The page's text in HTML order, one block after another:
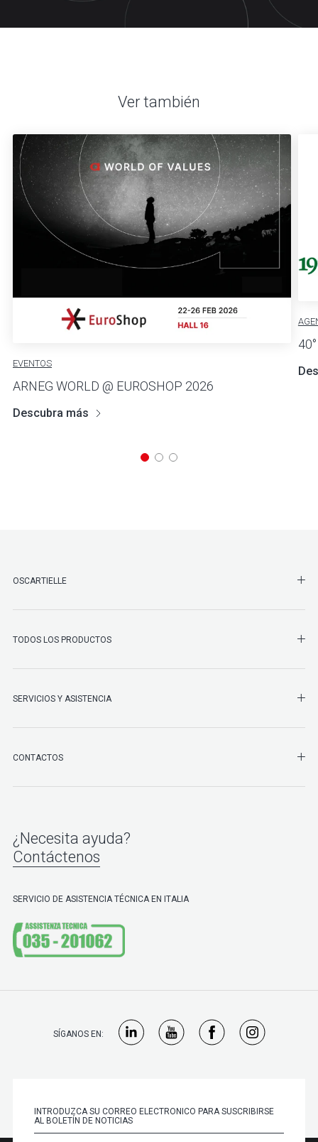
Ver también
EVENTOS
ARNEG WORLD @ EUROSHOP 2026
Descubra más
OSCARTIELLE
TODOS LOS PRODUCTOS
SERVICIOS Y ASISTENCIA
CONTACTOS
¿Necesita ayuda?
Contáctenos
SERVICIO DE ASISTENCIA TÉCNICA EN ITALIA
SÍGANOS EN: